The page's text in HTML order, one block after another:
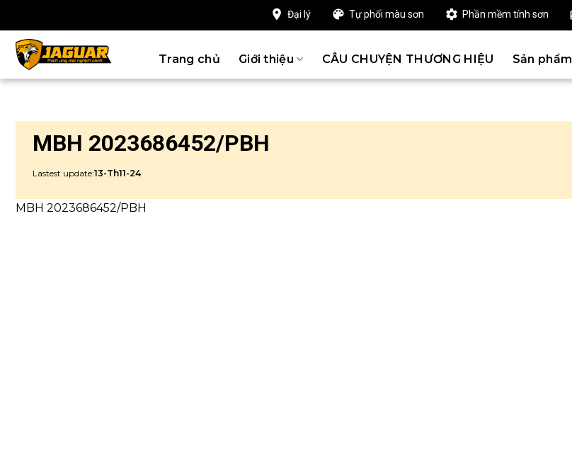
dung
Đại lý Tự phối màu sơn Phần mềm tính sơn
Trang chủ Giới thiệu CÂU CHUYỆN THƯƠNG HIỆU Sản phẩm
MBH 2023686452/PBH
Lastest update:13-Th11-24
MBH 2023686452/PBH